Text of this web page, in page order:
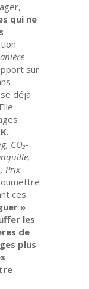
qui ne
sur
déjà
CO₂-
Prix
ces
»
les
de
plus